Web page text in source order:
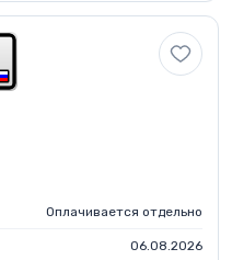
Оплачивается отдельно
06.08.2026